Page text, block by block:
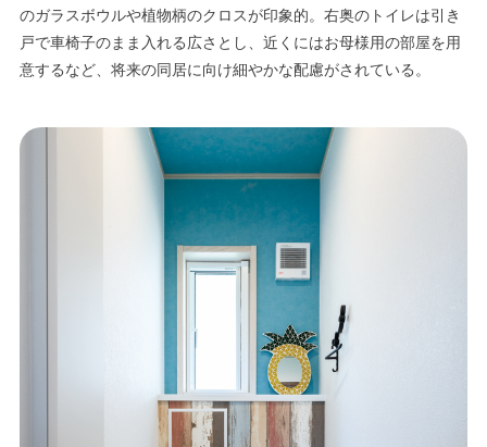
のガラスボウルや植物柄のクロスが印象的。右奥のトイレは引き
戸で車椅子のまま入れる広さとし、近くにはお母様用の部屋を用
意するなど、将来の同居に向け細やかな配慮がされている。